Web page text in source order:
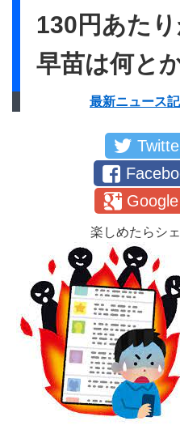
130円あた
早苗は何と
最新ニュース
楽しめたらシ